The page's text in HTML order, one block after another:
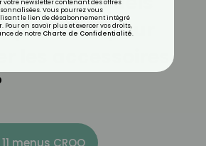
pour
les accessoires
menus CROQ
votre newsletter contenant des offres
Vous pourrez vous
le lien de désabonnement intégré
Pour en savoir plus et exercer vos droits,
de notre Charte de Confidentialité.